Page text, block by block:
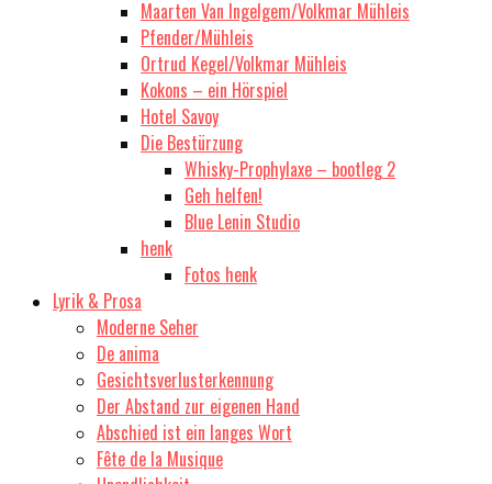
Maarten Van Ingelgem/Volkmar Mühleis
Pfender/Mühleis
Ortrud Kegel/Volkmar Mühleis
Kokons – ein Hörspiel
Hotel Savoy
Die Bestürzung
Whisky-Prophylaxe – bootleg 2
Geh helfen!
Blue Lenin Studio
henk
Fotos henk
Lyrik & Prosa
Moderne Seher
De anima
Gesichtsverlusterkennung
Der Abstand zur eigenen Hand
Abschied ist ein langes Wort
Fête de la Musique